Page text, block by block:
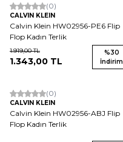
(0)
CALVIN KLEIN
Calvin Klein HW02956-PE6 Flip
Flop Kadın Terlik
1.919,00TL
1.343,00 TL
%30
İndirim
(0)
CALVIN KLEIN
Calvin Klein HW02956-ABJ Flip
Flop Kadın Terlik